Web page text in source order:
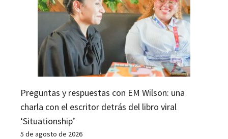
Preguntas y respuestas con EM Wilson: una
charla con el escritor detrás del libro viral
‘Situationship’
5 de agosto de 2026